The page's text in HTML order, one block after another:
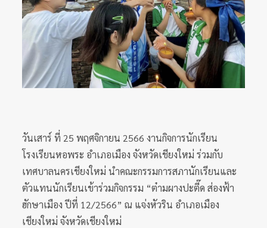
วันเสาร์ ที่ 25 พฤศจิกายน 2566 งานกิจการนักเรียน
โรงเรียนหอพระ อำเภอเมือง จังหวัดเชียงใหม่ ร่วมกับ
เทศบาลนครเชียงใหม่ นำคณะกรรมการสภานักเรียนและ
ตัวแทนนักเรียนเข้าร่วมกิจกรรม “ต๋ามผางปะตี๊ด ส่องฟ้า
ฮักษาเมือง ปีที่ 12/2566” ณ แจ่งหัวริน อำเภอเมือง
เชียงใหม่ จังหวัดเชียงใหม่